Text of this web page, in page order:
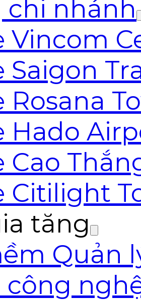
chi nhánh
Vincom
Saigon
Rosana
Hado
Cao
Citilight
tăng
Quản
công